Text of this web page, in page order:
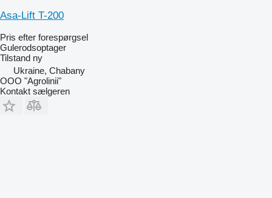
Asa-Lift T-200
Pris efter forespørgsel
Gulerodsoptager
Tilstand ny
Ukraine, Chabany
OOO "Agrolinii"
Kontakt sælgeren